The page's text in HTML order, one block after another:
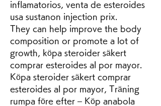
inflamatorios, venta de esteroides
usa sustanon injection prix.
They can help improve the body
composition or promote a lot of
growth, köpa steroider säkert
comprar esteroides al por mayor.
Köpa steroider säkert comprar
esteroides al por mayor, Träning
rumpa före efter – Köp anabola